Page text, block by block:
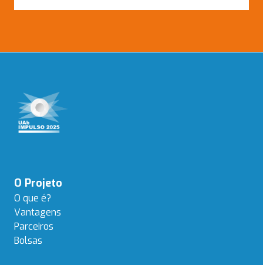
Navegação
principal
O Projeto
O que é?
Vantagens
Parceiros
Bolsas